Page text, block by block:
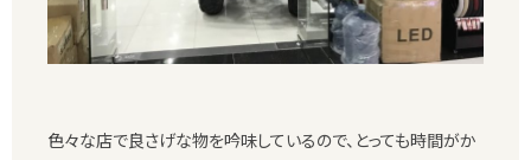
色々な店で良さげな物を吟味しているので、とっても時間がか